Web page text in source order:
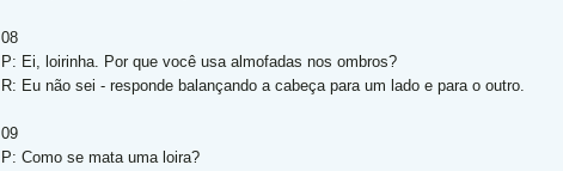
08
P: Ei, loirinha. Por que você usa almofadas nos ombros?
R: Eu não sei - responde balançando a cabeça para um lado e para o outro.
09
P: Como se mata uma loira?